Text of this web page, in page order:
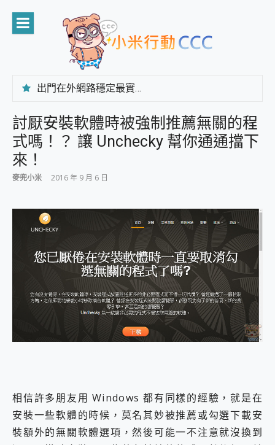
content
出門在外網路穩定最實在 「台灣大哥大」榮獲 4G/5G 在線率全球 NO.3 全台第一與全台六冠王實測心得，走到哪順到哪！
CP 值天花板~ Bongcom BS5 足球君開箱~ 短焦投影機 3千元就能擁有！ 折扣碼在這～
專為 PC上的 XBOX和掌機設計的 FireCuda X1070 SSD 固態硬碟開箱 評測
台灣製攝影機在這裡，100%全無線設計 SpotCam Solo Eco 太陽能防水雲端攝影機 SpotCam Solo 3 2.5K高畫質戶外攝影機 開箱 評測
超驚艷 讓人一眼就愛上 LENOVO 聯想 Yoga Book 9 14吋 AI輕薄筆電 開箱 評測
美到讓人超想擁有 moto pad 60 系列 與 Moto | Swarovski razr 60 冰藍限定版本 開箱 評測
一鍵修復模糊影片、舊照的 AI 好幫手! VideoProc Converter AI 新版全解析 × 年末優惠，一篇全看懂
小朋友才做選擇 投影機 RGB藍牙音響 氛圍情境燈 我通通都要！ Starfish 2 幻彩膠囊投影機｜結合「 智慧投影 & 煥彩流動 」的沈浸式生活新體驗
外型超吸晴~ 給您絕佳操控體驗 GravaStar Mercury K1 系列 異星機械鍵盤與 Mercury X 系列 輕量無線電競滑鼠 開箱 評測
開箱~變身「蜘蛛人」椅子軍師！MSI MPG 491CQP QD-OLED 超寬曲面電競螢幕，多工辦公、爽度滿滿的終極桌面體驗
iPhone 17 系列 有認證的防護來囉！ imos 首家導入 UL MCV 行銷宣告驗證的手機配件品牌
DJI Osmo Pocket 3 爽爽帶回家 歡慶 EaseUS 21 週年到來，「Slogan 海報徵稿活動」好康大放送
小巧好吸不擋鏡頭 有Qi2認證的 ONPRO MagReact MXs2 5000mAh薄型磁吸無線急速行動電源 開箱 評測
會走動的冷暖氣 SONY REON POCKET PRO 穿戴式智慧冷暖調溫裝置 開箱 評測
COMPUTEX 2025 來囉！AGI亞奇雷 AI・Gaming・創作儲存方案登場，趕快來AGI亞奇雷挑戰任務抽 PS5！
自帶線的 有線無線都能充 ONPRO MagReact M5 10000mAh 5合1 磁吸無線急速行動電源 開箱 評測
飛利浦 JS7310 ⚡【電急便｜行動儲能救車電源】 可靠的旅行夥伴！帶給您優異的安全性與強大供電效能
是螢幕也是電視! 一機超多用途「MSI微星 Modern MD272UPSW 27型」 4K IPS 輕薄商用智慧聯網螢幕 開箱 評測
討厭安裝軟體時被強制推薦無關的程
式嗎！？ 讓 Unchecky 幫你通通擋下
來！
麥兜小米 2016 年 9 月 6 日
相信許多朋友用 Windows 都有同樣的經驗，就是在
安裝一些軟體的時候，莫名其妙被推薦或勾選下載安
裝額外的無關軟體選項，然後可能一不注意就沒換到